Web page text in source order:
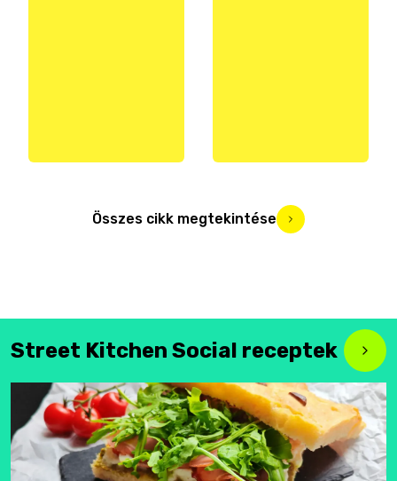
Összes cikk megtekintése
Street Kitchen Social receptek